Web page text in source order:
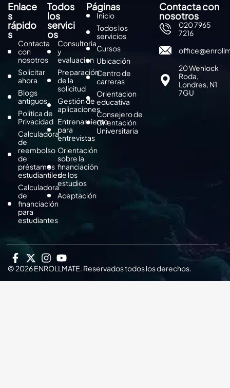
Enlace
s
rápido
s
Contacta
con
nosotros
Solicitar
ahora
Blogs
antiguos
Política de
Privacidad
Calculadora
de
reembolso
de
préstamos
estudiantiles
Calculadora
de
financiación
para
estudiantes
Todos
los
servici
os
Consultoria
y
evaluacion
Preparación
de la
solicitud
Gestión de
aplicaciones
Entrenamiento
para
entrevistas
Orientación
sobre la
financiación
de los
estudios
Aceptación
Páginas
Inicio
Todos los
servicios
Cursos
Ubicación
Centro de
carreras
Orientacion
educativa
Consejero de
Orientación
Universitaria
Contacta con
nosotros
020 7965
7216
20 Wenlock
Roda,
Londres, N1
7GU
© 2026 ENROLLMATE. Reservados todos los derechos.